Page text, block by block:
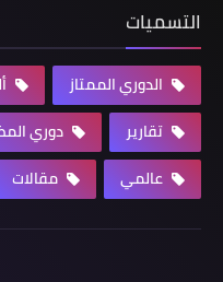
التسميات
الدوري الممتاز
تقارير
دوري
عالمي
مقالات